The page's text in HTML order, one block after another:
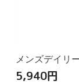
メンズデイリ
5,940円